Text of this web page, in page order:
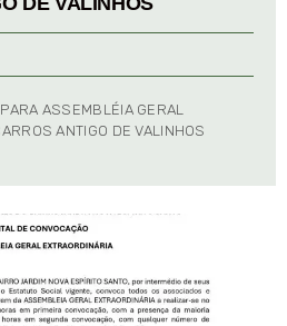
ASSEMBLÉIA GERAL
ANTIGO DE VALINHOS